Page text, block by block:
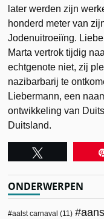
later werden zijn
honderd meter van
Jodenuitroeiïng.
Marta vertrok tijdig
echtgenote niet, zij
nazibarbarij te
Liebermann, een
ontwikkeling van
Duitsland.
ONDERWERPEN
aalst carnaval (11)